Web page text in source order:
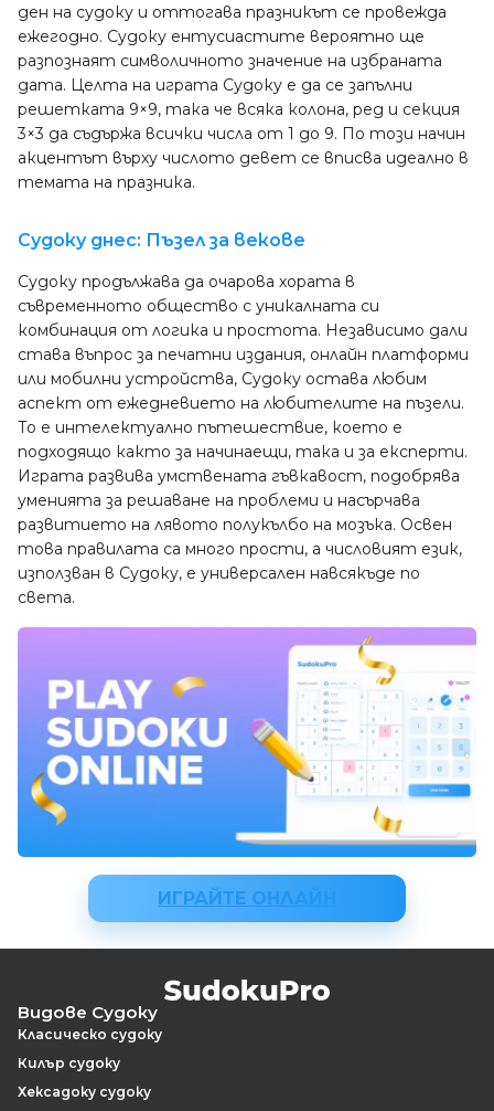
ден на судоку и оттогава празникът се провежда
ежегодно. Судоку ентусиастите вероятно ще
разпознаят символичното значение на избраната
дата. Целта на играта Судоку е да се запълни
решетката 9×9, така че всяка колона, ред и секция
3×3 да съдържа всички числа от 1 до 9. По този начин
акцентът върху числото девет се вписва идеално в
темата на празника.
Судоку днес: Пъзел за векове
Судоку продължава да очарова хората в
съвременното общество с уникалната си
комбинация от логика и простота. Независимо дали
става въпрос за печатни издания, онлайн платформи
или мобилни устройства, Судоку остава любим
аспект от ежедневието на любителите на пъзели.
То е интелектуално пътешествие, което е
подходящо както за начинаещи, така и за експерти.
Играта развива умствената гъвкавост, подобрява
уменията за решаване на проблеми и насърчава
развитието на лявото полукълбо на мозъка. Освен
това правилата са много прости, а числовият език,
използван в Судоку, е универсален навсякъде по
света.
ИГРАЙТЕ ОНЛАЙН
Видове Судоку
Класическо судоку
Килър судоку
Хексадоку судоку